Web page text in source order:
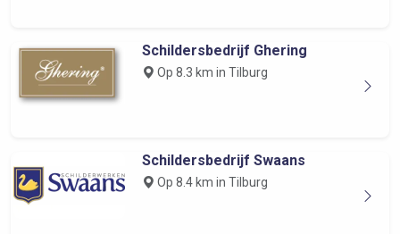
Schildersbedrijf Ghering
Op 8.3 km in Tilburg
Schildersbedrijf Swaans
Op 8.4 km in Tilburg